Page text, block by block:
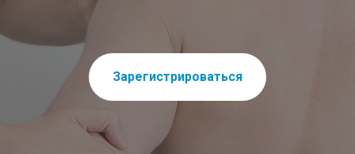
Зарегистрироваться